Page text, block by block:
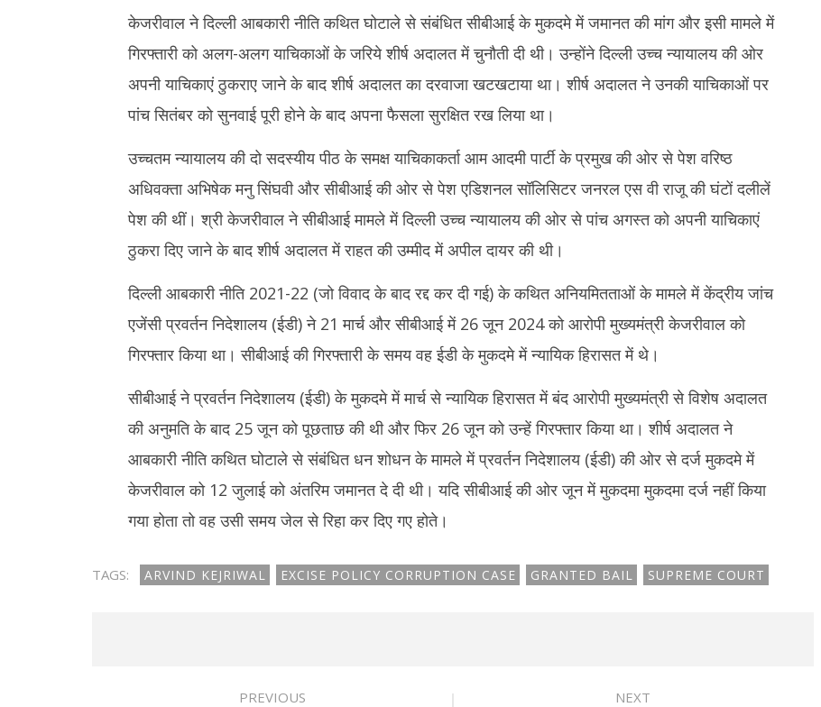
केजरीवाल ने दिल्ली आबकारी नीति कथित घोटाले से संबंधित सीबीआई के मुकदमे में जमानत की मांग और इसी मामले में
गिरफ्तारी को अलग-अलग याचिकाओं के जरिये शीर्ष अदालत में चुनौती दी थी। उन्होंने दिल्ली उच्च न्यायालय की ओर
अपनी याचिकाएं ठुकराए जाने के बाद शीर्ष अदालत का दरवाजा खटखटाया था। शीर्ष अदालत ने उनकी याचिकाओं पर
पांच सितंबर को सुनवाई पूरी होने के बाद अपना फैसला सुरक्षित रख लिया था।
उच्चतम न्यायालय की दो सदस्यीय पीठ के समक्ष याचिकाकर्ता आम आदमी पार्टी के प्रमुख की ओर से पेश वरिष्ठ
अधिवक्ता अभिषेक मनु सिंघवी और सीबीआई की ओर से पेश एडिशनल सॉलिसिटर जनरल एस वी राजू की घंटों दलीलें
पेश की थीं। श्री केजरीवाल ने सीबीआई मामले में दिल्ली उच्च न्यायालय की ओर से पांच अगस्त को अपनी याचिकाएं
ठुकरा दिए जाने के बाद शीर्ष अदालत में राहत की उम्मीद में अपील दायर की थी।
दिल्ली आबकारी नीति 2021-22 (जो विवाद के बाद रद्द कर दी गई) के कथित अनियमितताओं के मामले में केंद्रीय जांच
एजेंसी प्रवर्तन निदेशालय (ईडी) ने 21 मार्च और सीबीआई में 26 जून 2024 को आरोपी मुख्यमंत्री केजरीवाल को
गिरफ्तार किया था। सीबीआई की गिरफ्तारी के समय वह ईडी के मुकदमे में न्यायिक हिरासत में थे।
सीबीआई ने प्रवर्तन निदेशालय (ईडी) के मुकदमे में मार्च से न्यायिक हिरासत में बंद आरोपी मुख्यमंत्री से विशेष अदालत
की अनुमति के बाद 25 जून को पूछताछ की थी और फिर 26 जून को उन्हें गिरफ्तार किया था। शीर्ष अदालत ने
आबकारी नीति कथित घोटाले से संबंधित धन शोधन के मामले में प्रवर्तन निदेशालय (ईडी) की ओर से दर्ज मुकदमे में
केजरीवाल को 12 जुलाई को अंतरिम जमानत दे दी थी। यदि सीबीआई की ओर जून में मुकदमा मुकदमा दर्ज नहीं किया
गया होता तो वह उसी समय जेल से रिहा कर दिए गए होते।
TAGS: ARVIND KEJRIWAL EXCISE POLICY CORRUPTION CASE GRANTED BAIL SUPREME COURT
PREVIOUS NEXT